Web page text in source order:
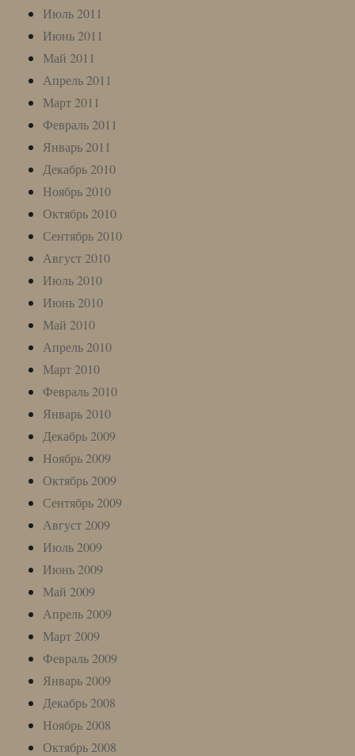
Июль 2011
Июнь 2011
Май 2011
Апрель 2011
Март 2011
Февраль 2011
Январь 2011
Декабрь 2010
Ноябрь 2010
Октябрь 2010
Сентябрь 2010
Август 2010
Июль 2010
Июнь 2010
Май 2010
Апрель 2010
Март 2010
Февраль 2010
Январь 2010
Декабрь 2009
Ноябрь 2009
Октябрь 2009
Сентябрь 2009
Август 2009
Июль 2009
Июнь 2009
Май 2009
Апрель 2009
Март 2009
Февраль 2009
Январь 2009
Декабрь 2008
Ноябрь 2008
Октябрь 2008